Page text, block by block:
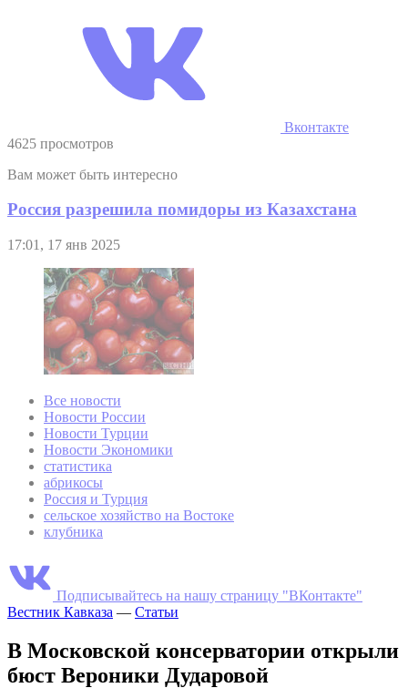
Вконтакте
4625 просмотров
Вам может быть интересно
Россия разрешила помидоры из Казахстана
17:01, 17 янв 2025
Все новости
Новости России
Новости Турции
Новости Экономики
статистика
абрикосы
Россия и Турция
сельское хозяйство на Востоке
клубника
Подписывайтесь на нашу страницу "ВКонтакте"
Вестник Кавказа — Статьи
В Московской консерватории открыли
бюст Вероники Дударовой